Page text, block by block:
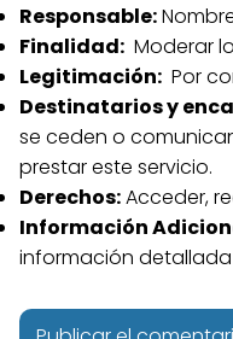
Responsable:
Finalidad: Moderar
Legitimación: Por
Destinatarios y
se ceden o
prestar este servicio.
Derechos:Acceder,
Información
información